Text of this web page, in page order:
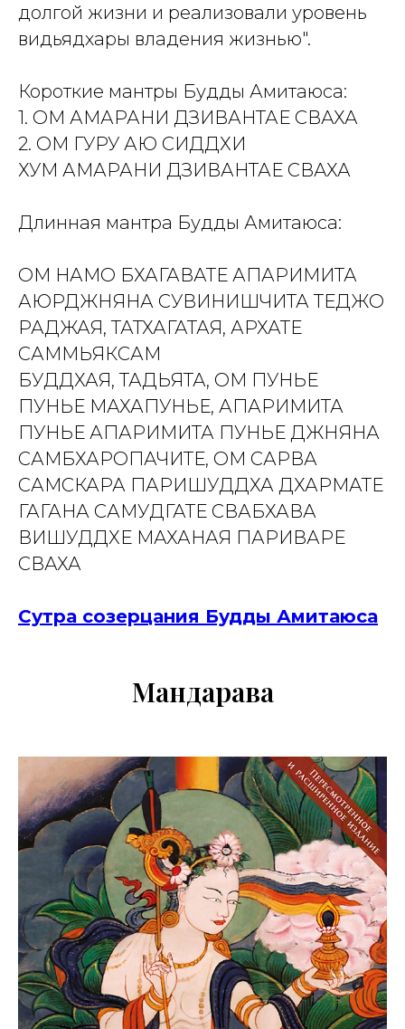
долгой жизни и реализовали уровень
видьядхары владения жизнью".
Короткие мантры Будды Амитаюса:
1. ОМ АМАРАНИ ДЗИВАНТАЕ СВАХА
2. ОМ ГУРУ АЮ СИДДХИ
ХУМ АМАРАНИ ДЗИВАНТАЕ СВАХА
Длинная мантра Будды Амитаюса:
ОМ НАМО БХАГАВАТЕ АПАРИМИТА
АЮРДЖНЯНА СУВИНИШЧИТА ТЕДЖО
РАДЖАЯ, ТАТХАГАТАЯ, АРХАТЕ
САММЬЯКСАМ
БУДДХАЯ, ТАДЬЯТА, ОМ ПУНЬЕ
ПУНЬЕ МАХАПУНЬЕ, АПАРИМИТА
ПУНЬЕ АПАРИМИТА ПУНЬЕ ДЖНЯНА
САМБХАРОПАЧИТЕ, ОМ САРВА
САМСКАРА ПАРИШУДДХА ДХАРМАТЕ
ГАГАНА САМУДГАТЕ СВАБХАВА
ВИШУДДХЕ МАХАНАЯ ПАРИВАРЕ
СВАХА
Сутра созерцания Будды Амитаюса
Мандарава